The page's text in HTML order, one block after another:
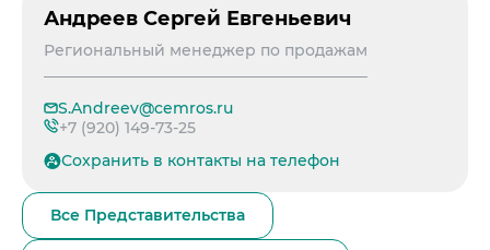
Андреев Сергей Евгеньевич
Региональный менеджер по продажам
S.Andreev@cemros.ru
+7 (920) 149-73-25
Сохранить в контакты на телефон
Все Представительства
Издание для клиентов
Аналитика цементной отрасли
Медиабанк
Контакты для СМИ
Служба доверия